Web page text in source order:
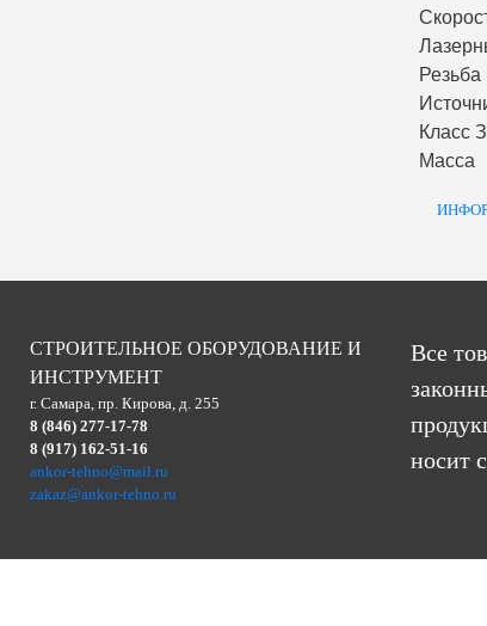
Класс
Масса
СТРОИТЕЛЬНОЕ ОБОРУДОВАНИЕ И
ИНСТРУМЕНТ
г. Самара, пр. Кирова, д. 255
8 (846) 277-17-78
8 (917) 162-51-16
ankor-tehno@mail.ru
zakaz@ankor-tehno.ru
Все
носит